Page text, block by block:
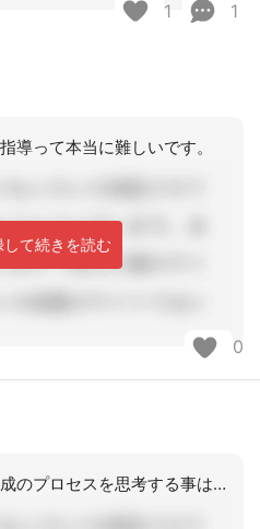
1 1
導って本当に難しいです。
て続きを読む
0
つのこさんのように人材育成のプロセスを思考する事は大事だと思います。新人さんが自